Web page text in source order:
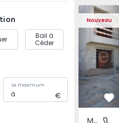
Bail à
Céder
Le maximum
70
82
1
2
Nouveau
Maison Jumelée T3
Maison
Maison Jumelée